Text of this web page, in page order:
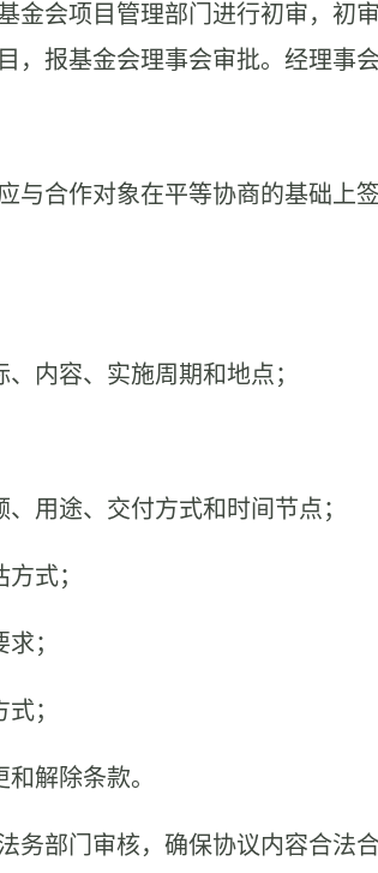
金会项目管理部门进行初审，初
，报基金会理事会审批。经理事
与合作对象在平等协商的基础上
内容、实施周期和地点；
用途、交付方式和时间节点；
式；
；
；
解除条款。
务部门审核，确保协议内容合法